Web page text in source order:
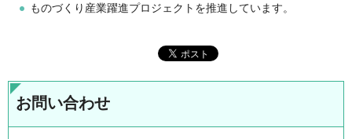
ものづくり産業躍進プロジェクトを推進しています。
お問い合わせ